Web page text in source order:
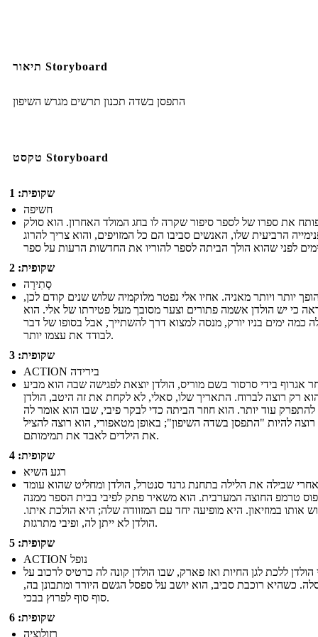
תיאור Storyboard
התפסן בשדה תכנון תרשים מגרש השיפון
טקסט Storyboard
שקופית: 1
חשיפה
את ספרו של לספר סיפור שקרה לו בחג המולד האחרון. הוא סולק
הרביעית שלו, האנשים סביבו הם כל המזויפים, והוא צריך להרוג
שקופית: 2
סְתִירָה
יותר ויותר מאניה. אחיו אלי נפטר מלוקמיה שלוש שנים קודם לכן,
כי יש הולדן אשמה פתורים וצער מסובך מעל פטירתו של אלי. הוא
כמה ימים בניו יורק, מנסה למצוא דרך להשתייך, אבל בסופו של דבר
לבודד את עצמו יותר.
שקופית: 3
ACTION בירידה
אגרוף בידי סרסור בשם מוריס, הולדן יוצאת לפגישה שבה הוא מביע
רק רוצה לברוח. התאריך שלו, סאלי, לא לקחת את זה היטב, הולדן
עוד יותר. הוא חוזר הביתה כדי לבקר פיבי, שבו הוא אומר לה
להיות "התפסן בשדה השיפון"; באופן מטאפורי, הוא רוצה להציל
את הילדים לאבד את תמימותם.
שקופית: 4
רגע השיא
אחרי שבילה את הלילה בתחנת גרנד סנטרל, הולדן ומחליט שהוא עומד
טרמפ החוצה המערבית. הוא משאיר פתק לפיבי בבית הספר ממנה
אותו במוזיאון. היא מופיעה יחד עם המזוודה שלה; היא הולכת איתו.
הולדן לא ייתן לה, ופיבי מתרגזת.
שקופית: 5
ACTION נופל
הולדן ללכת לגן החיות ואז פארק, שבו הולדן קונה לה כרטיס לרכוב על
כשהיא רוכבת סביב, הוא יושב על ספסל הגשם היורד ומתבונן בה,
סוף סוף לפרוץ בבכי.
שקופית: 6
רזולוציה